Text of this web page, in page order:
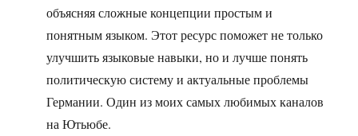
объясняя сложные концепции простым и
понятным языком. Этот ресурс поможет не только
улучшить языковые навыки, но и лучше понять
политическую систему и актуальные проблемы
Германии. Один из моих самых любимых каналов
на Ютьюбе.